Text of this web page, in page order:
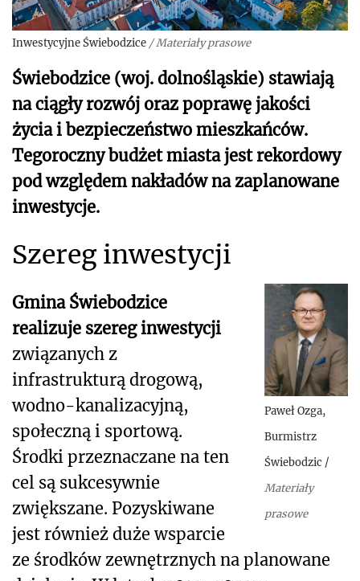
Inwestycyjne Świebodzice /Materiały prasowe
Świebodzice (woj. dolnośląskie) stawiają
na ciągły rozwój oraz poprawę jakości
życia i bezpieczeństwo mieszkańców.
Tegoroczny budżet miasta jest rekordowy
pod względem nakładów na zaplanowane
inwestycje.
Szereg inwestycji
Paweł Ozga,
Burmistrz
Świebodzic /
Materiały
prasowe
Gmina Świebodzice
realizuje szereg inwestycji
związanych z
infrastrukturą drogową,
wodno-kanalizacyjną,
społeczną i sportową.
Środki przeznaczane na ten
cel są sukcesywnie
zwiększane. Pozyskiwane
jest również duże wsparcie
ze środków zewnętrznych na planowane